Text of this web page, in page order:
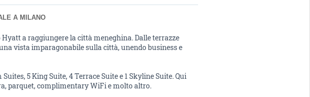
A MILANO
a raggiungere la città meneghina. Dalle terrazze
vista imparagonabile sulla città, unendo business e
5 King Suite, 4 Terrace Suite e 1 Skyline Suite. Qui
parquet, complimentary WiFi e molto altro.